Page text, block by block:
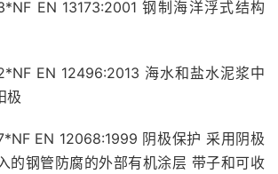
EN 13173:2001 钢制海洋浮式结构
EN 12496:2013 海水和盐水泥浆中
极
EN 12068:1999 阴极保护 采用阴极
的钢管防腐的外部有机涂层 带子和可收